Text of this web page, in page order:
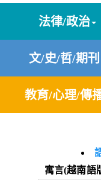
法律/政治
文/史/哲/期刊
教育/心理/傳
寓言(越南語